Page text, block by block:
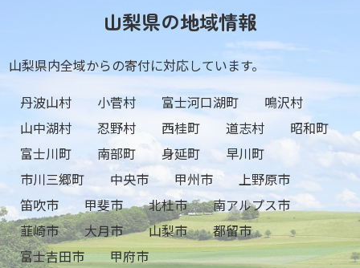
山梨県の地域情報
山梨県内全域からの寄付に対応しています。
丹波山村
小菅村 富士河口湖町
鳴沢村
山中湖村
忍野村 西桂町 道志村
昭和町
富士川町
南部町 身延町
早川町
市川三郷町
中央市 甲州市
上野原市
笛吹市
甲斐市 北杜市
南アルプス市
韮崎市
大月市 山梨市
都留市
富士吉田市
甲府市